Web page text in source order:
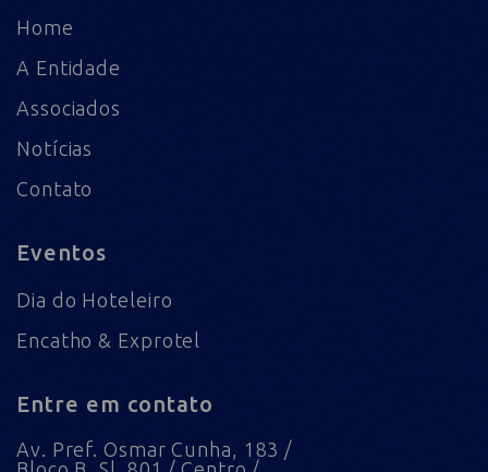
Home
A Entidade
Associados
Notícias
Contato
Eventos
Dia do Hoteleiro
Encatho & Exprotel
Entre em contato
Av. Pref. Osmar Cunha, 183 /